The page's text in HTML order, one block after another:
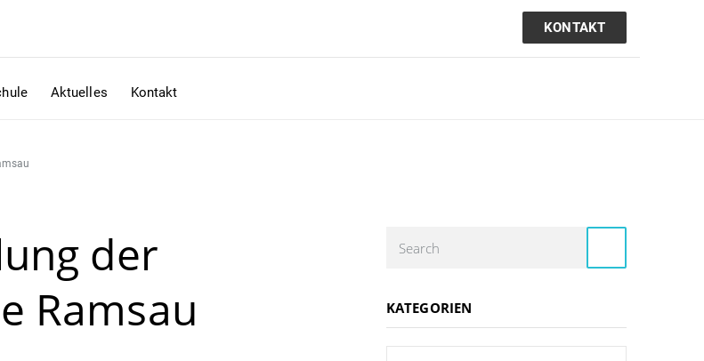
KONTAKT
Aktuelles Kontakt
der
Ramsau
KATEGORIEN